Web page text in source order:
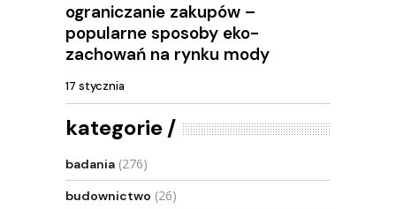
ograniczanie zakupów –
popularne sposoby eko-
zachowań na rynku mody
17 stycznia
kategorie
badania (276)
budownictwo (26)